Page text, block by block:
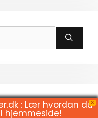
X
: Lær hvordan du
hjemmeside!